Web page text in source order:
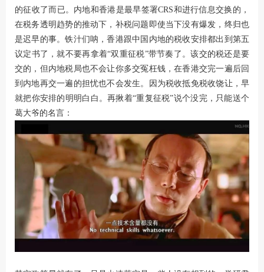
的征收了而已。内地和香港是最早签署CRS和进行信息交换的，
在税务透明趋势的推动下，补税问题即使当下没有爆发，终归也
是迟早的事。铁汁们呐，香港跟中国内地的税收安排都出到第五
议定书了，就不要再拿着“双重征税”带节奏了。该交的税还是要
交的，但内地税局也不会让你多交冤枉钱，在香港交完一遍后回
到内地再交一遍的担忧也不会发生。因为税收抵免税收饶让，早
就把你安排的明明白白。再揪着“重复征税”说个没完，只能送个
葛大爷的名言：